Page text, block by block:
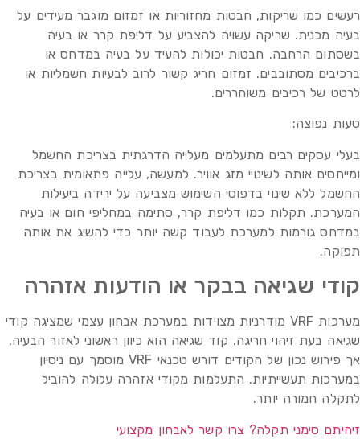
רעשים כמו שריקות, חבטות מחזוריות או זמזום מוגבר מעידים על
בעיה מכנית. שריקה עשויה להצביע על דליפת קרר או בעיה
בשסתום הרחבה. חבטות יכולות להעיד על בעיה במדחס או
ברכיבים מסתובבים. זמזום חריג קשור לרוב לבעיות חשמליות או
לרטט של רכיבים משוחררים.
טעות נפוצה:
בעלי עסקים רבים מתעלמים מעלייה הדרגתית בצריכת החשמל
ומייחסים אותה לשינויי מזג אוויר. למעשה, עלייה פתאומית בצריכת
החשמל ללא שינוי בדפוסי השימוש מצביעה על ירידה ביעילות
המערכת. תקלות כמו דליפת קרר, סתימה במחליפי חום או בעיה
במדחס גורמות למערכת לעבוד קשה יותר כדי להשיג את אותה
תפוקה.
קודי שגיאה בבקר או הודעות אזהרה
מערכות VRF מודרניות מצוידות במערכת אבחון עצמי שמציגה קודי
שגיאה בעת זיהוי חריגה. קוד שגיאה הוא כיוון ראשוני לאזור הבעיה,
אך פירוש נכון של הקודים דורש טכנאי VRF מוסמך עם ניסיון
במערכות תעשייתיות. התעלמות מקודי אזהרה עלולה להוביל
לתקלה חמורה יותר.
זיהיתם סימני תקלה? צרו קשר לאבחון מקצועי